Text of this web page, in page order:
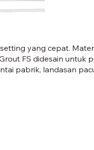
yang cepat.
FS didesain untuk
pabrik, landasan